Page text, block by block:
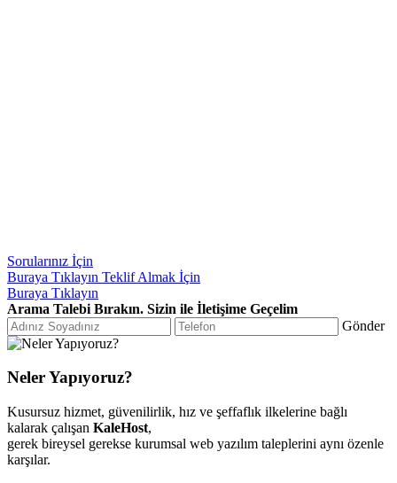
Sorularınız İçin
Buraya Tıklayın Teklif Almak İçin
Buraya Tıklayın
Arama Talebi Bırakın. Sizin ile İletişime Geçelim
Gönder
Neler Yapıyoruz?
Kusursuz hizmet, güvenilirlik, hız ve şeffaflık ilkelerine bağlı
kalarak çalışan KaleHost,
gerek bireysel gerekse kurumsal web yazılım taleplerini aynı özenle
karşılar.